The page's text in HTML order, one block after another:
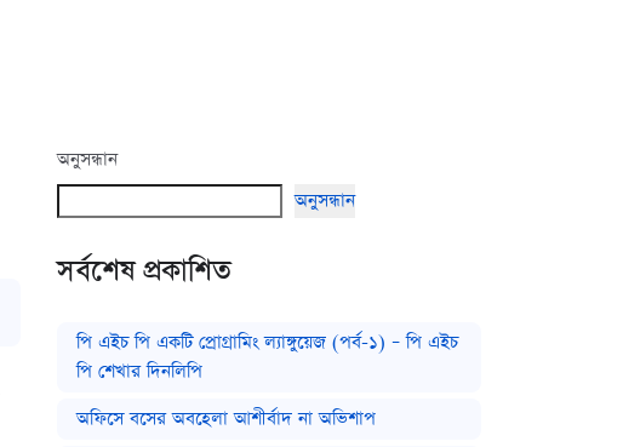
অনুসন্ধান
অনুসন্ধান
সর্বশেষ প্রকাশিত
পি এইচ পি একটি প্রোগ্রামিং ল্যাঙ্গুয়েজ (পর্ব-১) – পি এইচ
পি শেখার দিনলিপি
অফিসে বসের অবহেলা আশীর্বাদ না অভিশাপ